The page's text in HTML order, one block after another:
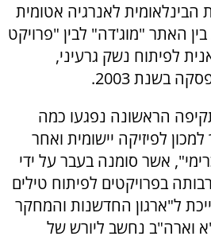
הבינלאומית לאנרגיה אטומית
האתר "מוג'דה" לבין "פרויקט
לפיתוח נשק גרעיני,
בשנת 2003.
הראשונה נפגעו כמה
לפיזיקה יישומית ואחר
אשר סומנה בעבר על ידי
בפרויקטים לפיתוח טילים
ל"ארגון החדשנות והמחקר
וארה"ב נחשב ליורש של